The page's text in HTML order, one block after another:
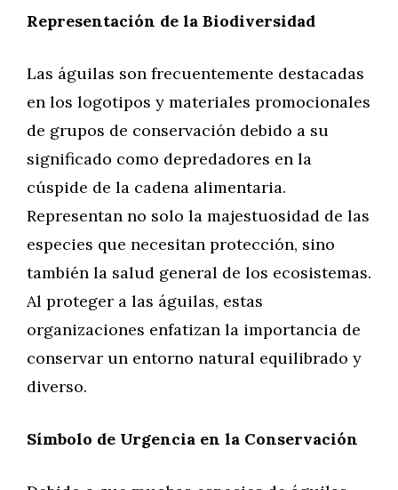
Representación de la Biodiversidad
Las águilas son frecuentemente destacadas
en los logotipos y materiales promocionales
de grupos de conservación debido a su
significado como depredadores en la
cúspide de la cadena alimentaria.
Representan no solo la majestuosidad de las
especies que necesitan protección, sino
también la salud general de los ecosistemas.
Al proteger a las águilas, estas
organizaciones enfatizan la importancia de
conservar un entorno natural equilibrado y
diverso.
Símbolo de Urgencia en la Conservación